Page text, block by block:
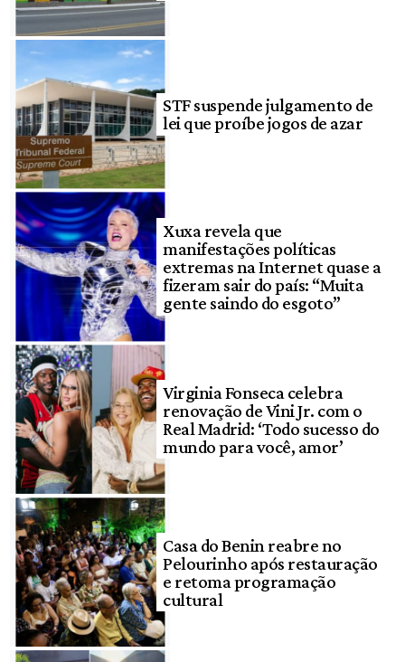
STF suspende julgamento de
lei que proíbe jogos de azar
Xuxa revela que
manifestações políticas
extremas na Internet quase a
fizeram sair do país: “Muita
gente saindo do esgoto”
Virginia Fonseca celebra
renovação de Vini Jr. com o
Real Madrid: ‘Todo sucesso do
mundo para você, amor’
Casa do Benin reabre no
Pelourinho após restauração
e retoma programação
cultural